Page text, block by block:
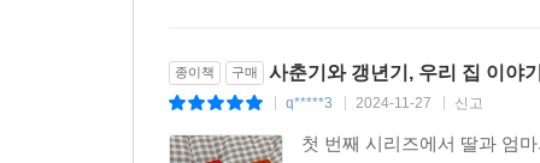
종이책 구매 사춘기와 갱년기, 우리 집 이야
q*****3 2024-11-27 신고
첫 번째 시리즈에서 딸과 엄